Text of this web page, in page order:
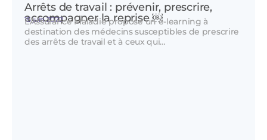
Arrêts de travail : prévenir, prescrire,
accompagner la reprise ￼
15 juin 2022
L’Assurance Maladie propose un e-learning à
destination des médecins susceptibles de prescrire
des arrêts de travail et à ceux qui…